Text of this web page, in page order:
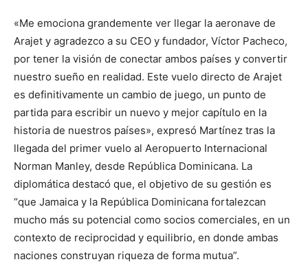
«Me emociona grandemente ver llegar la aeronave de
Arajet y agradezco a su CEO y fundador, Víctor Pacheco,
por tener la visión de conectar ambos países y convertir
nuestro sueño en realidad. Este vuelo directo de Arajet
es definitivamente un cambio de juego, un punto de
partida para escribir un nuevo y mejor capítulo en la
historia de nuestros países», expresó Martínez tras la
llegada del primer vuelo al Aeropuerto Internacional
Norman Manley, desde República Dominicana. La
diplomática destacó que, el objetivo de su gestión es
“que Jamaica y la República Dominicana fortalezcan
mucho más su potencial como socios comerciales, en un
contexto de reciprocidad y equilibrio, en donde ambas
naciones construyan riqueza de forma mutua”.